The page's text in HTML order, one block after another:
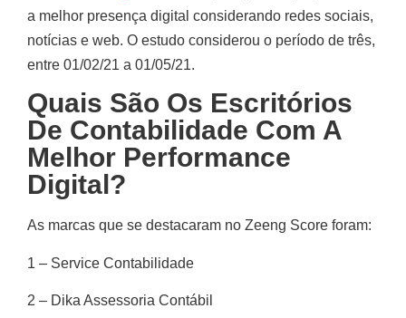
a melhor presença digital considerando redes sociais,
notícias e web. O estudo considerou o período de três,
entre 01/02/21 a 01/05/21.
Quais São Os Escritórios
De Contabilidade Com A
Melhor Performance
Digital?
As marcas que se destacaram no Zeeng Score foram:
1 – Service Contabilidade
2 – Dika Assessoria Contábil